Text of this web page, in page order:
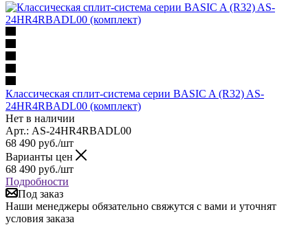
Классическая сплит-система серии BASIC A (R32) AS-
24HR4RBADL00 (комплект)
Нет в наличии
Арт.: AS-24HR4RBADL00
68 490 руб./шт
Варианты цен
68 490 руб./шт
Подробности
Под заказ
Наши менеджеры обязательно свяжутся с вами и уточнят
условия заказа